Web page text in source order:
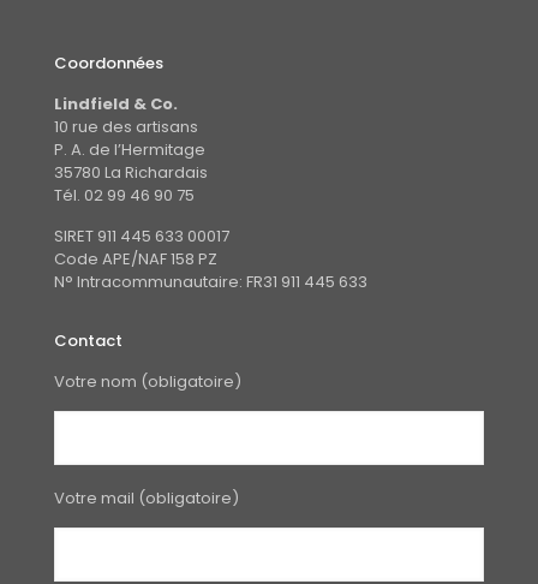
Coordonnées
Lindfield & Co.
10 rue des artisans
P. A. de l’Hermitage
35780 La Richardais
Tél. 02 99 46 90 75
SIRET 911 445 633 00017
Code APE/NAF 158 PZ
N° Intracommunautaire: FR31 911 445 633
Contact
Votre nom (obligatoire)
Votre mail (obligatoire)